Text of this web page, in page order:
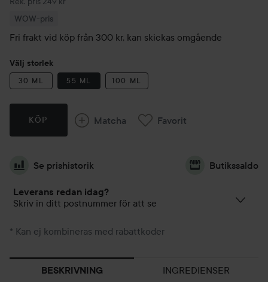
WOW-pris
Fri frakt vid köp från 300 kr, kan skickas omgående
Välj storlek
30 ML 55 ML 100 ML
KÖP Matcha Favorit
Se prishistorik Butikssaldo
Leverans redan idag?
Skriv in ditt postnummer för att se
* Kan ej kombineras med rabattkoder
BESKRIVNING INGREDIENSER